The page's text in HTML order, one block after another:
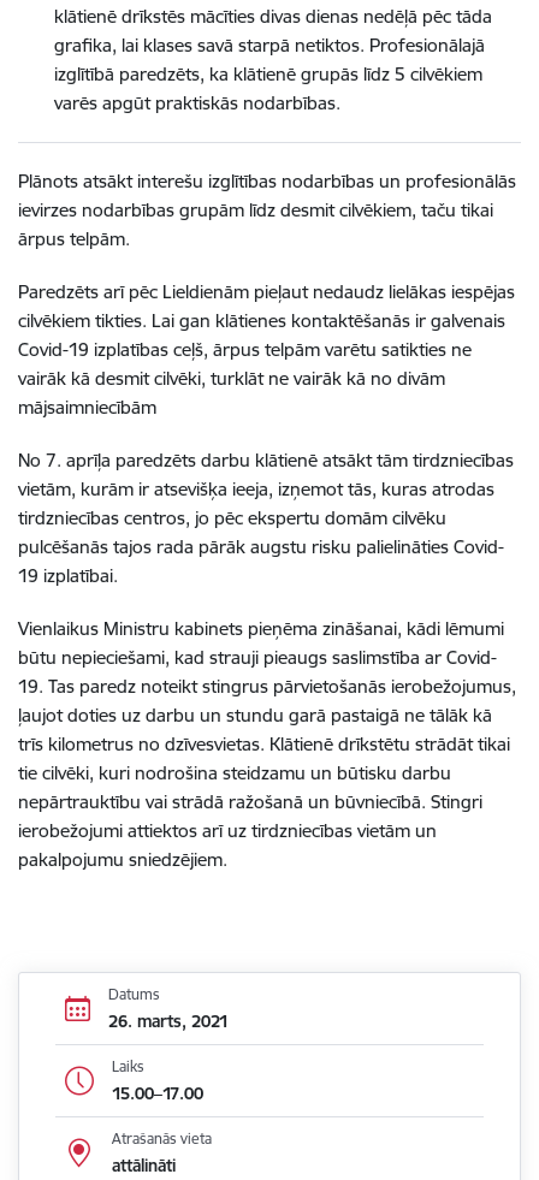
klātienē drīkstēs mācīties divas dienas nedēļā pēc tāda
grafika, lai klases savā starpā netiktos. Profesionālajā
izglītībā paredzēts, ka klātienē grupās līdz 5 cilvēkiem
varēs apgūt praktiskās nodarbības.
Plānots atsākt interešu izglītības nodarbības un profesionālās
ievirzes nodarbības grupām līdz desmit cilvēkiem, taču tikai
ārpus telpām.
Paredzēts arī pēc Lieldienām pieļaut nedaudz lielākas iespējas
cilvēkiem tikties. Lai gan klātienes kontaktēšanās ir galvenais
Covid-19 izplatības ceļš, ārpus telpām varētu satikties ne
vairāk kā desmit cilvēki, turklāt ne vairāk kā no divām
mājsaimniecībām
No 7. aprīļa paredzēts darbu klātienē atsākt tām tirdzniecības
vietām, kurām ir atsevišķa ieeja, izņemot tās, kuras atrodas
tirdzniecības centros, jo pēc ekspertu domām cilvēku
pulcēšanās tajos rada pārāk augstu risku palielināties Covid-
19 izplatībai.
Vienlaikus Ministru kabinets pieņēma zināšanai, kādi lēmumi
būtu nepieciešami, kad strauji pieaugs saslimstība ar Covid-
19. Tas paredz noteikt stingrus pārvietošanās ierobežojumus,
ļaujot doties uz darbu un stundu garā pastaigā ne tālāk kā
trīs kilometrus no dzīvesvietas. Klātienē drīkstētu strādāt tikai
tie cilvēki, kuri nodrošina steidzamu un būtisku darbu
nepārtrauktību vai strādā ražošanā un būvniecībā. Stingri
ierobežojumi attiektos arī uz tirdzniecības vietām un
pakalpojumu sniedzējiem.
Datums
26. marts, 2021
Laiks
15.00–17.00
Atrašanās vieta
attālināti